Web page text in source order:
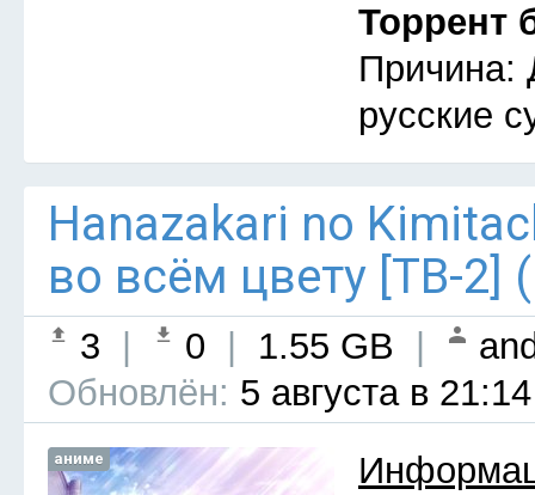
Торрент
Причина:
русские
Hanazakari no
во всём цвету [ТВ-2]
3 0 1.55 GB
Обновлён: 5 августа в 21:14
аниме